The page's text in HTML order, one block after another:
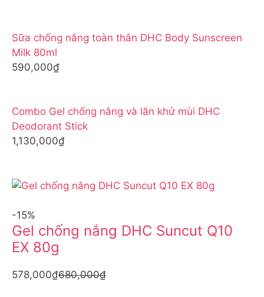
Sữa chống nắng toàn thân DHC Body Sunscreen
Milk 80ml
590,000₫
Combo Gel chống nắng và lăn khử mùi DHC
Deodorant Stick
1,130,000₫
-15%
Gel chống nắng DHC Suncut Q10
EX 80g
578,000₫680,000₫